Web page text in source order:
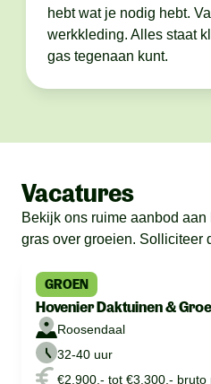
hebt wat je nodig hebt.
werkkleding. Alles staat
gas tegenaan kunt.
Vacatures
Bekijk ons ruime aanbod
gras over groeien. Solliciteer
GROEN
Hovenier Daktuinen &
Roosendaal
32-40 uur
€2.900,- tot €3.300,- bruto